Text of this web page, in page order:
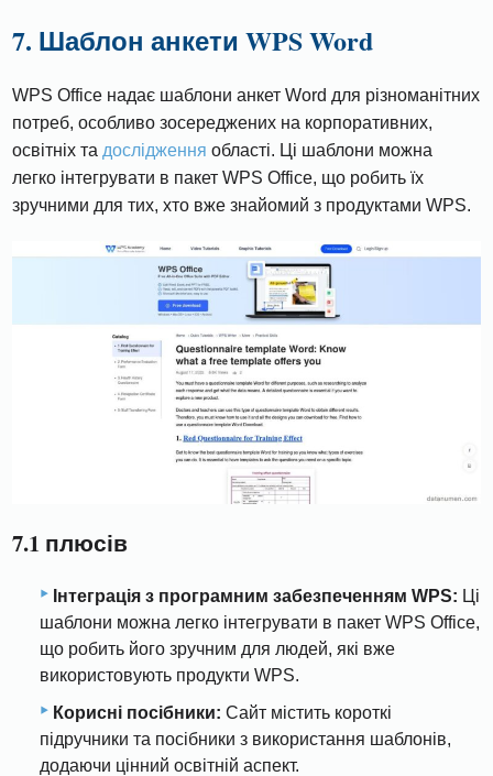
7. Шаблон анкети WPS Word
WPS Office надає шаблони анкет Word для різноманітних
потреб, особливо зосереджених на корпоративних,
освітніх та дослідження області. Ці шаблони можна
легко інтегрувати в пакет WPS Office, що робить їх
зручними для тих, хто вже знайомий з продуктами WPS.
7.1 плюсів
Інтеграція з програмним забезпеченням WPS: Ці
шаблони можна легко інтегрувати в пакет WPS Office,
що робить його зручним для людей, які вже
використовують продукти WPS.
Корисні посібники: Сайт містить короткі
підручники та посібники з використання шаблонів,
додаючи цінний освітній аспект.